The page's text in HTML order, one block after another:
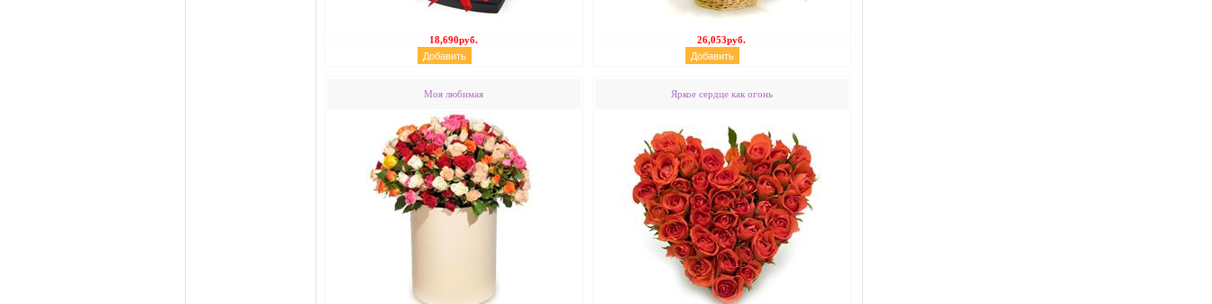
18,690руб. 26,053руб.
Моя любимая Яркое сердце как огонь